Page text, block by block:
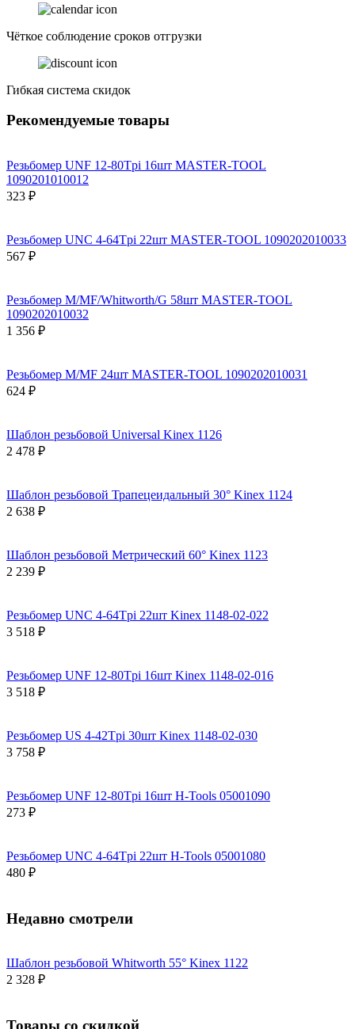
Чёткое соблюдение сроков отгрузки
Гибкая система скидок
Рекомендуемые товары
Резьбомер UNF 12-80Tpi 16шт MASTER-TOOL
1090201010012
323 ₽
Резьбомер UNC 4-64Tpi 22шт MASTER-TOOL 1090202010033
567 ₽
Резьбомер M/MF/Whitworth/G 58шт MASTER-TOOL
1090202010032
1 356 ₽
Резьбомер M/MF 24шт MASTER-TOOL 1090202010031
624 ₽
Шаблон резьбовой Universal Kinex 1126
2 478 ₽
Шаблон резьбовой Трапецеидальный 30° Kinex 1124
2 638 ₽
Шаблон резьбовой Метрический 60° Kinex 1123
2 239 ₽
Резьбомер UNC 4-64Tpi 22шт Kinex 1148-02-022
3 518 ₽
Резьбомер UNF 12-80Tpi 16шт Kinex 1148-02-016
3 518 ₽
Резьбомер US 4-42Tpi 30шт Kinex 1148-02-030
3 758 ₽
Резьбомер UNF 12-80Tpi 16шт H-Tools 05001090
273 ₽
Резьбомер UNC 4-64Tpi 22шт H-Tools 05001080
480 ₽
Недавно смотрели
Шаблон резьбовой Whitworth 55° Kinex 1122
2 328 ₽
Товары со скидкой